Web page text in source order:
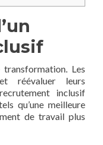
Les
réévaluer leurs
inclusif
qu’une meilleure
de travail plus